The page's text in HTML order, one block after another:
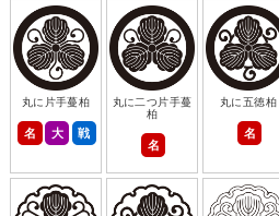
丸に片手蔓柏
名 大 戦
丸に二つ片手蔓
柏
名
丸に五徳柏
名